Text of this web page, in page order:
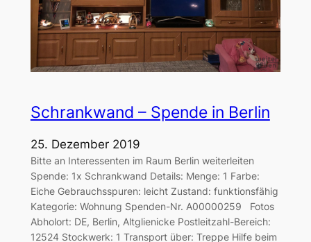
Schrankwand – Spende in Berlin
25. Dezember 2019
Bitte an Interessenten im Raum Berlin weiterleiten
Spende: 1x Schrankwand Details: Menge: 1 Farbe:
Eiche Gebrauchsspuren: leicht Zustand: funktionsfähig
Kategorie: Wohnung Spenden-Nr. A00000259 Fotos
Abholort: DE, Berlin, Altglienicke Postleitzahl-Bereich:
12524 Stockwerk: 1 Transport über: Treppe Hilfe beim